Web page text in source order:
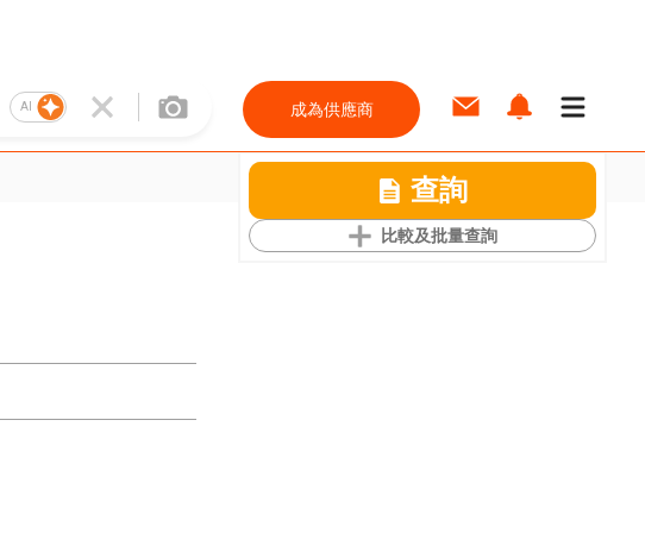
AI 成為供應商
查詢
比較及批量查詢